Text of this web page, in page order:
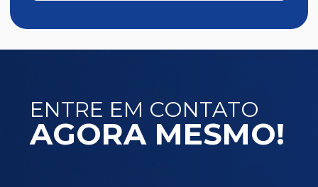
ENTRE EM CONTATO
AGORA MESMO!